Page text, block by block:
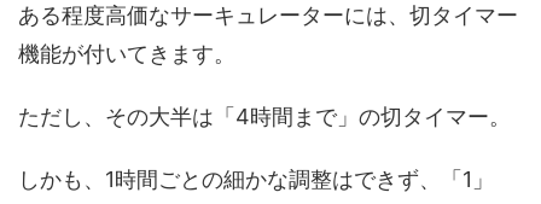
ある程度高価なサーキュレーターには、切タイマー
機能が付いてきます。
ただし、その大半は「4時間まで」の切タイマー。
しかも、1時間ごとの細かな調整はできず、「1」